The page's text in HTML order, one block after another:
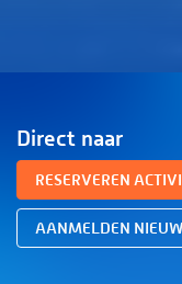
Direct naar
RESERVEREN
AANMELDEN